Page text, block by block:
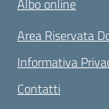
Albo online
Area Riservata
Informativa
Contatti